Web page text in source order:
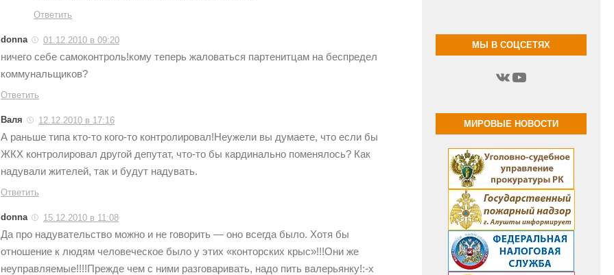
Ответить
donna 01.12.2010 в 09:20
ничего себе самоконтроль!кому теперь жаловаться партенитцам на беспредел
коммунальщиков?
Ответить
Валя 12.12.2010 в 17:16
А раньше типа кто-то кого-то контролировал!Неужели вы думаете, что если бы
ЖКХ контролировал другой депутат, что-то бы кардинально поменялось? Как
надували жителей, так и будут надувать.
Ответить
donna 15.12.2010 в 11:08
Да про надувательство можно и не говорить — оно всегда было. Хотя бы
отношение к людям человеческое было у этих «конторских крыс»!!!Они же
неуправляемые!!!!Прежде чем с ними разговаривать, надо пить валерьянку!:-x
МЫ В СОЦСЕТЯХ
ВКонтакте
YouTube
МИРОВЫЕ НОВОСТИ